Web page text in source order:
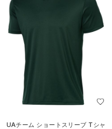
UAチーム ショートスリーブ Tシャ